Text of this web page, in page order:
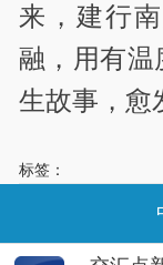
来，建行
融，用有温
生故事，愈
标签：